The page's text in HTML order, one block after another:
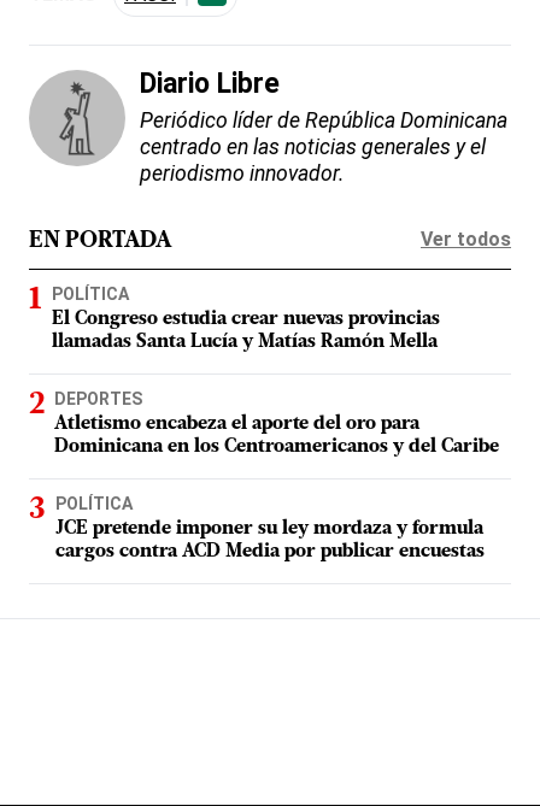
Diario Libre
Periódico líder de República Dominicana
centrado en las noticias generales y el
periodismo innovador.
EN PORTADA Ver todos
POLÍTICA
El Congreso estudia crear nuevas provincias
llamadas Santa Lucía y Matías Ramón Mella
DEPORTES
Atletismo encabeza el aporte del oro para
Dominicana en los Centroamericanos y del Caribe
POLÍTICA
JCE pretende imponer su ley mordaza y formula
cargos contra ACD Media por publicar encuestas